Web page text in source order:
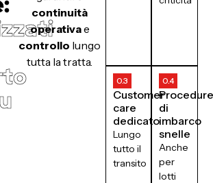
continuità
operativae
controllo lungo
tutta la tratta.
0.3
Customer
care
dedicato
Lungo
tutto il
transito
0.4
di
imbarco
snelle
Anche
per
lotti